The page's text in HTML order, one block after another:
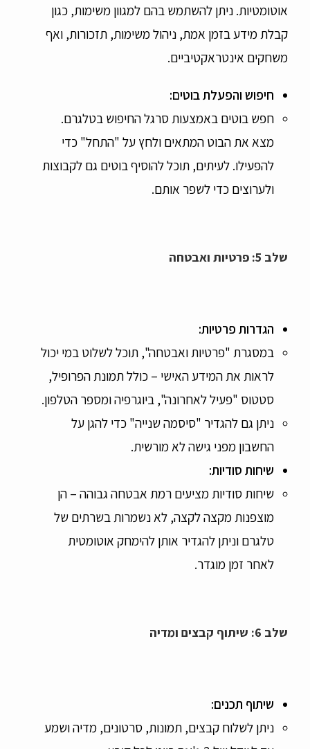
אוטומטיות. ניתן להשתמש בהם למגוון משימות, כגון
קבלת מידע בזמן אמת, ניהול משימות, תזכורות, ואף
משחקים אינטראקטיביים.
חיפוש והפעלת בוטים:
חפש בוטים באמצעות סרגל החיפוש בטלגרם.
מצא את הבוט המתאים ולחץ על "התחל" כדי
להפעילו. לעיתים, תוכל להוסיף בוטים גם לקבוצות
ולערוצים כדי לשפר אותם.
שלב 5: פרטיות ואבטחה
הגדרות פרטיות:
במסגרת "פרטיות ואבטחה", תוכל לשלוט במי יכול
לראות את המידע האישי – כולל תמונת הפרופיל,
סטטוס "פעיל לאחרונה", ביוגרפיה ומספר הטלפון.
ניתן גם להגדיר "סיסמה שנייה" כדי להגן על
החשבון מפני גישה לא מורשית.
שיחות סודיות:
שיחות סודיות מציעים רמת אבטחה גבוהה – הן
מוצפנות מקצה לקצה, לא נשמרות בשרתים של
טלגרם וניתן להגדיר אותן להימחק אוטומטית
לאחר זמן מוגדר.
שלב 6: שיתוף קבצים ומדיה
שיתוף תכנים:
ניתן לשלוח קבצים, תמונות, סרטונים, מדיה ושמע